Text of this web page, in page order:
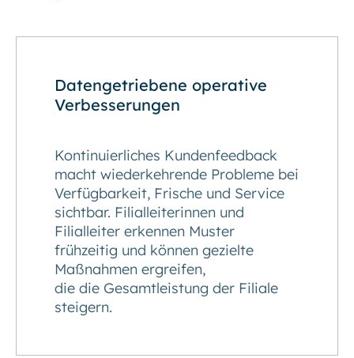
Datengetriebene operative
Verbesserungen
Kontinuierliches Kundenfeedback
macht wiederkehrende Probleme bei
Verfügbarkeit, Frische und Service
sichtbar. Filialleiterinnen und
Filialleiter erkennen Muster
frühzeitig und können gezielte
Maßnahmen ergreifen,
die die Gesamtleistung der Filiale
steigern.